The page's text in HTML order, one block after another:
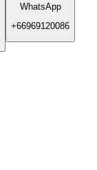
WhatsApp
+66969120086